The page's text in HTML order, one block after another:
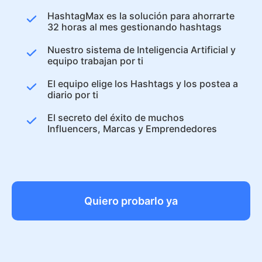
HashtagMax es la solución para ahorrarte
32 horas al mes gestionando hashtags
Nuestro sistema de Inteligencia Artificial y
equipo trabajan por ti
El equipo elige los Hashtags y los postea a
diario por ti
El secreto del éxito de muchos
Influencers, Marcas y Emprendedores
Quiero probarlo ya